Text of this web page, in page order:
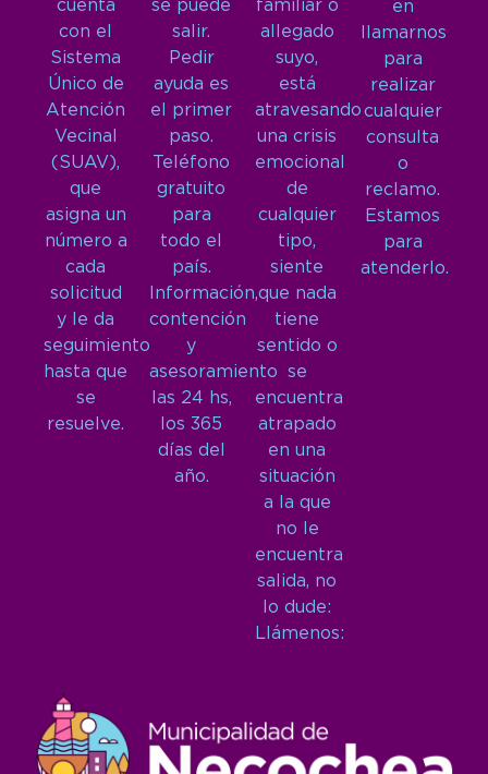
cuenta
con el
Sistema
Único de
Atención
Vecinal
(SUAV),
que
asigna un
número a
cada
solicitud
y le da
seguimiento
hasta que
se
resuelve.
se puede
salir.
Pedir
ayuda es
el primer
paso.
Teléfono
gratuito
para
todo el
país.
Información,
contención
y
asesoramiento
las 24 hs,
los 365
días del
año.
familiar o
allegado
suyo,
está
atravesando
una crisis
emocional
de
cualquier
tipo,
siente
que nada
tiene
sentido o
se
encuentra
atrapado
en una
situación
a la que
no le
encuentra
salida, no
lo dude:
Llámenos:
en
llamarnos
para
realizar
cualquier
consulta
o
reclamo.
Estamos
para
atenderlo.